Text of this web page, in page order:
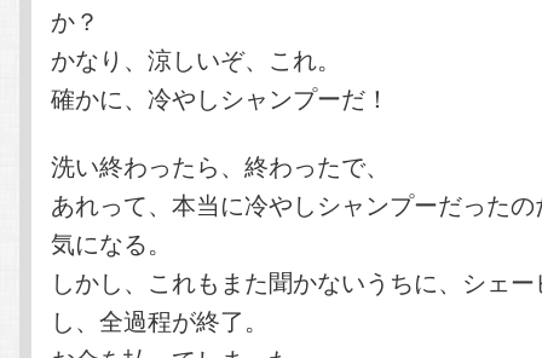
か？
かなり、涼しいぞ、これ。
確かに、冷やしシャンプーだ！
洗い終わったら、終わったで、
あれって、本当に冷やしシャンプーだった
気になる。
しかし、これもまた聞かないうちに、シェ
し、全過程が終了。